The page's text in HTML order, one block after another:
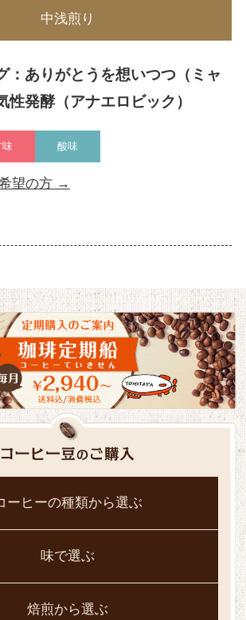
中浅煎り
：ありがとうを想いつつ（ミャ
性発酵（アナエロビック）
味 酸味
望の方 →
ーヒーの種類から選ぶ
味で選ぶ
焙煎から選ぶ